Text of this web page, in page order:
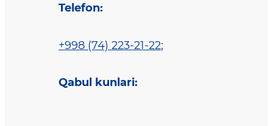
Telefon:
+998 (74) 223-21-22;
Qabul kunlari: